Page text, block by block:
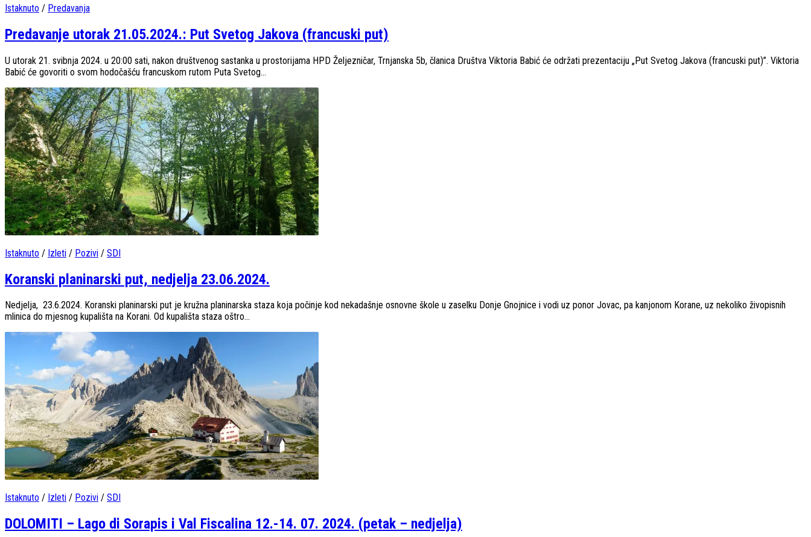
Istaknuto / Predavanja
Predavanje utorak 21.05.2024.: Put Svetog Jakova (francuski put)
U utorak 21. svibnja 2024. u 20:00 sati, nakon društvenog sastanka u prostorijama HPD Željezničar, Trnjanska 5b, članica Društva Viktoria Babić će održati prezentaciju „Put Svetog Jakova (francuski put)”. Viktoria
Babić će govoriti o svom hodočašću francuskom rutom Puta Svetog...
Istaknuto / Izleti / Pozivi / SDI
Koranski planinarski put, nedjelja 23.06.2024.
Nedjelja, 23.6.2024. Koranski planinarski put je kružna planinarska staza koja počinje kod nekadašnje osnovne škole u zaselku Donje Gnojnice i vodi uz ponor Jovac, pa kanjonom Korane, uz nekoliko živopisnih
mlinica do mjesnog kupališta na Korani. Od kupališta staza oštro...
Istaknuto / Izleti / Pozivi / SDI
DOLOMITI – Lago di Sorapis i Val Fiscalina 12.-14. 07. 2024. (petak – nedjelja)